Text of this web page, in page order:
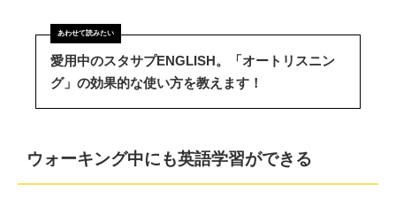
愛用中のスタサプENGLISH。「オートリスニン
グ」の効果的な使い方を教えます！
ウォーキング中にも英語学習ができる